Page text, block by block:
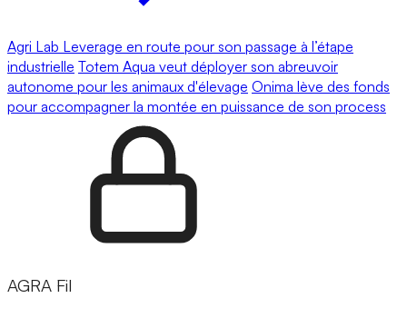
Agri Lab Leverage en route pour son passage à l’étape
industrielle Totem Aqua veut déployer son abreuvoir
autonome pour les animaux d'élevage Onima lève des fonds
pour accompagner la montée en puissance de son process
AGRA Fil